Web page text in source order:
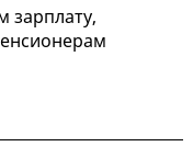
зарплату,